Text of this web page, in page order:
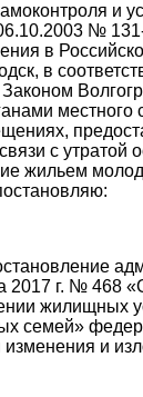
и
№
в
в
с
жильем
2017 г. № 468
жилищных
семей»
изменения и